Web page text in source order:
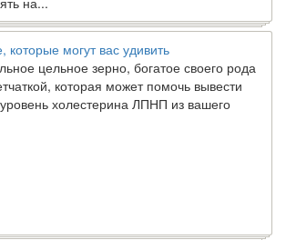
которые могут вас удивить
цельное зерно, богатое своего рода
которая может помочь вывести
уровень холестерина ЛПНП из вашего